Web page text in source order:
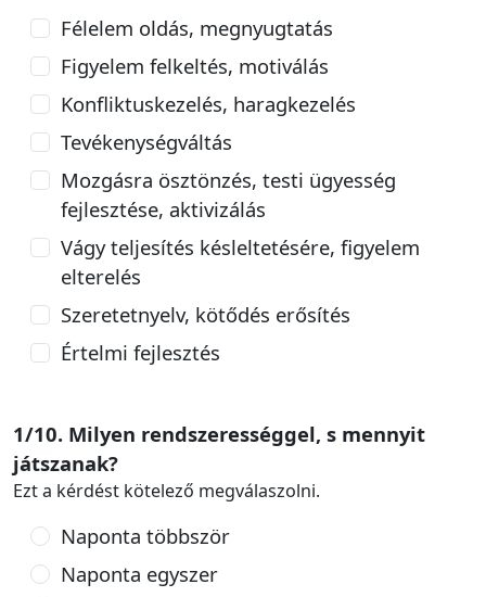
Félelem oldás, megnyugtatás
Figyelem felkeltés, motiválás
Konfliktuskezelés, haragkezelés
Tevékenységváltás
Mozgásra ösztönzés, testi ügyesség
fejlesztése, aktivizálás
Vágy teljesítés késleltetésére, figyelem
elterelés
Szeretetnyelv, kötődés erősítés
Értelmi fejlesztés
1/10. Milyen rendszerességgel, s mennyit
játszanak?
Ezt a kérdést kötelező megválaszolni.
Naponta többször
Naponta egyszer